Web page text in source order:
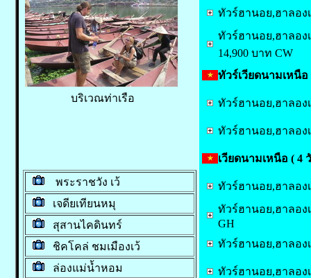
บริเวณท่าเรือ
พระราชวัง เว้
เจดียเทียนหมุ
สุสานไคดินทร์
ชิคโคล่ ชมเมืองเว้
ล่องแม่น้ำหอม
ทัวร์ฮานอย,ฮาลอง
ทัวร์ฮานอย,ฮาลองเ
14,900 บาท CW
ทัวร์เวียดนามเหนื
ทัวร์ฮานอย,ฮาลองเ
ทัวร์ฮานอย,ฮาลอง
เวียดนามเหนือ ( 4
ทัวร์ฮานอย,ฮาลอ
ทัวร์ฮานอย,ฮาลอง
GH
ทัวร์ฮานอย,ฮาลอง
ทัวร์ฮานอย,ฮาลองเ